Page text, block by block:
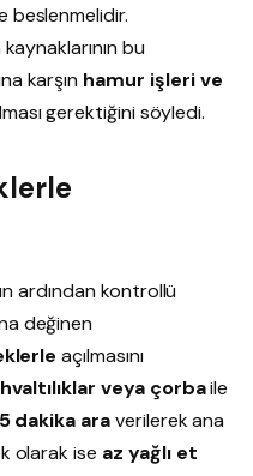
beslenmelidir.
bu
karşın hamur işleri ve
gerektiğini söyledi.
ardından kontrollü
değinen
açılmasını
veya çorbaile
dakika araverilerek ana
olarak ise az yağlı et